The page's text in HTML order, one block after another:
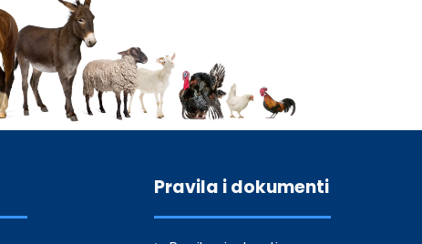
Pravila i dokumenti